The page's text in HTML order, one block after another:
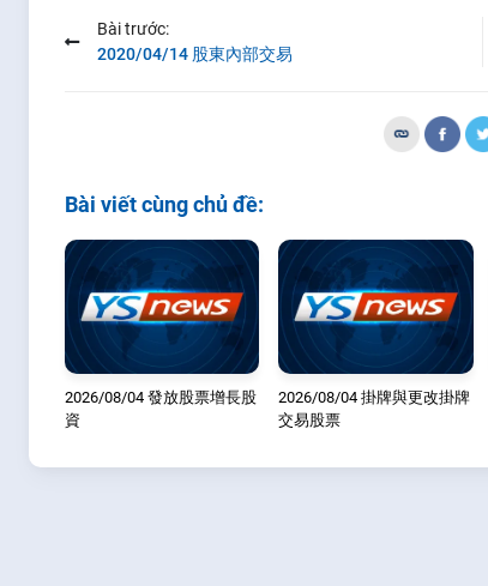
Bài trước:
2020/04/14 股東內部交易
Bài viết cùng chủ đề:
2026/08/04 發放股票增長股
資
2026/08/04 掛牌與更改掛牌
交易股票